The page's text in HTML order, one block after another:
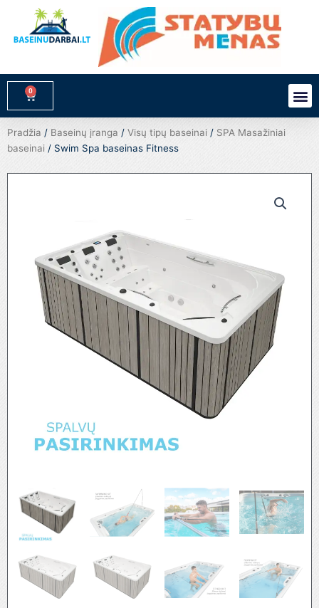
turinio
0
Cart
Pradžia / Baseinų įranga / Visų tipų baseinai / SPA Masažiniai
baseinai / Swim Spa baseinas Fitness